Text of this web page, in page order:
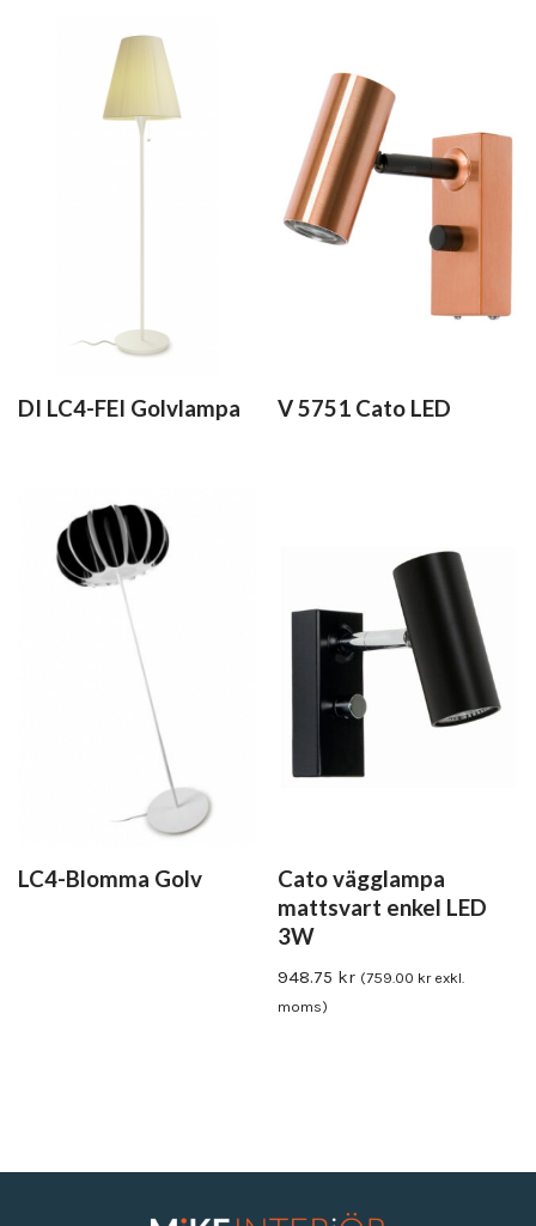
DI LC4-FEI Golvlampa V 5751 Cato LED
LC4-Blomma Golv
Cato vägglampa
mattsvart enkel LED
3W
948.75 kr (759.00 krexkl.
moms)